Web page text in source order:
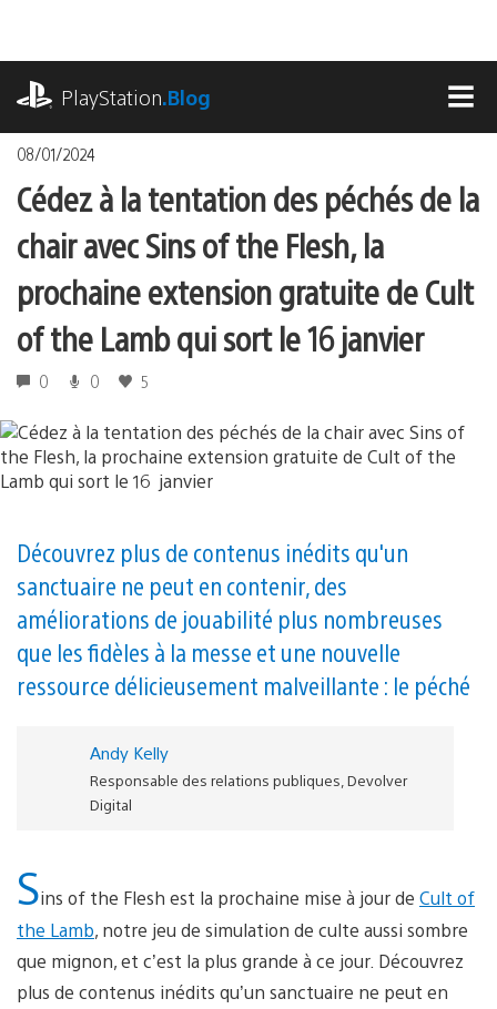
contenu
PlayStation.Blog
08/01/2024
Cédez à la tentation des péchés de la
chair avec Sins of the Flesh, la
prochaine extension gratuite de Cult
of the Lamb qui sort le 16 janvier
0 0 5
Découvrez plus de contenus inédits qu'un
sanctuaire ne peut en contenir, des
améliorations de jouabilité plus nombreuses
que les fidèles à la messe et une nouvelle
ressource délicieusement malveillante : le péché
Andy Kelly
Responsable des relations publiques, Devolver
Digital
Sins of the Flesh est la prochaine mise à jour de Cult of
the Lamb, notre jeu de simulation de culte aussi sombre
que mignon, et c’est la plus grande à ce jour. Découvrez
plus de contenus inédits qu’un sanctuaire ne peut en